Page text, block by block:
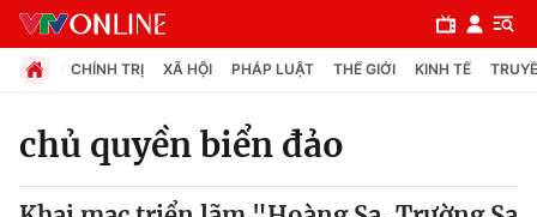
Chuyên mục
CHÍNH TRỊ XÃ HỘI PHÁP LUẬT THẾ GIỚI KINH TẾ
chủ quyền biển đảo